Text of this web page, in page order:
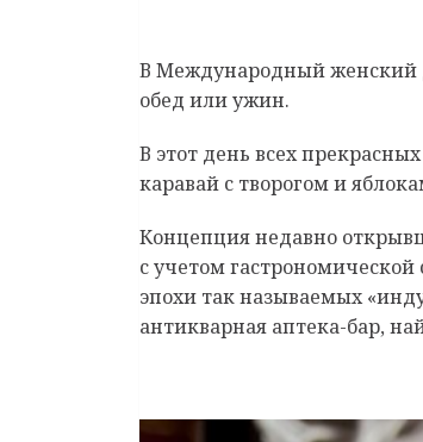
В Международный женский
обед или ужин.
В этот день всех
каравай с творогом и
Концепция недавно
с учетом гастрономической
эпохи так называемых
антикварная аптека-бар,